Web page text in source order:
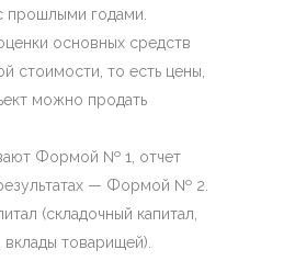
прошлыми годами.
основных средств
стоимости, то есть цены,
можно продать
Формой № 1, отчет
— Формой № 2.
(складочный капитал,
товарищей).